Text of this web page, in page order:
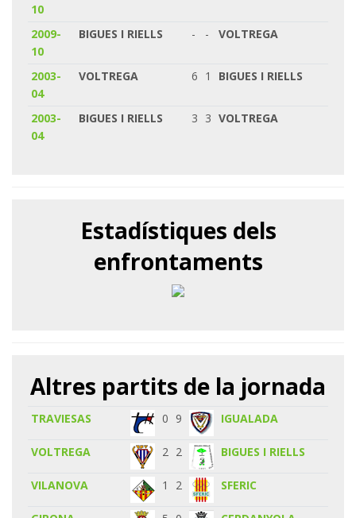
10
2009-
10
BIGUES I RIELLS - - VOLTREGA
2003-
04
VOLTREGA 6 1 BIGUES I RIELLS
2003-
04
BIGUES I RIELLS 3 3 VOLTREGA
Estadístiques dels
enfrontaments
Altres partits de la jornada
TRAVIESAS 0 9 IGUALADA
VOLTREGA 2 2 BIGUES I RIELLS
VILANOVA 1 2 SFERIC